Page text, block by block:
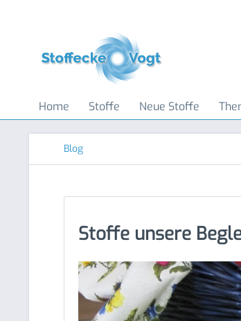
Home Stoffe Neue Stoffe
Blog
Stoffe unsere